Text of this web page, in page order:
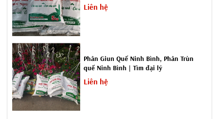
Liên hệ
Phân Giun Quế Ninh Bình, Phân Trùn
quế Ninh Bình | Tìm đại lý
Liên hệ